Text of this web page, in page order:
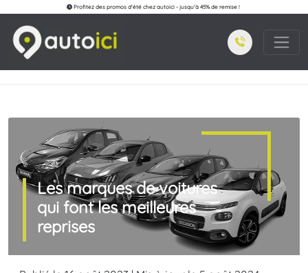
Profitez des promos d'été chez autoici - jusqu'à 45% de remise !
Les marques de voitures
qui font les meilleures
reprises